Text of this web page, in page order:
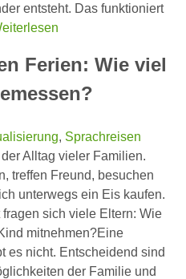
entsteht. Das funktioniert
Ferien: Wie viel
, Sprachreisen
Alltag vieler Familien.
treffen Freund, besuchen
unterwegs ein Eis kaufen.
sich viele Eltern: Wie
mitnehmen?Eine
es nicht. Entscheidend sind
der Familie und